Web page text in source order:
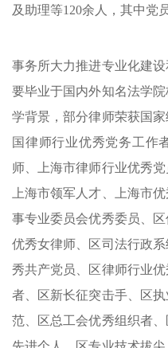
及助理等120余人，其中党
事务所大力推进专业化建
要毕业于国内外知名法学
学背景，部分律师荣获国
国律师行业优秀党务工作
师、上海市律师行业优秀
上海市领军人才、上海市
事专业委员会优秀委员、
优秀女律师、区司法行政
秀共产党员、区律师行业
者、区新长征突击手、区
范、区总工会优秀组织者